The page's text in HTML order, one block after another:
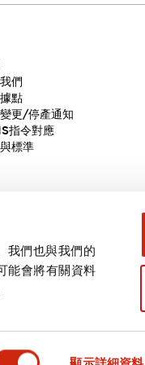
我們也與我們的
能會將有關資料
們
點
更/停產通知
指令對應
標準